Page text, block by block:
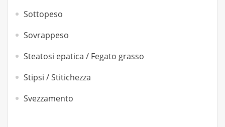
Sottopeso
Sovrappeso
Steatosi epatica / Fegato grasso
Stipsi / Stitichezza
Svezzamento